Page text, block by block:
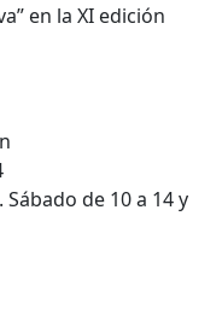
en la XI edición
de 10 a 14 y